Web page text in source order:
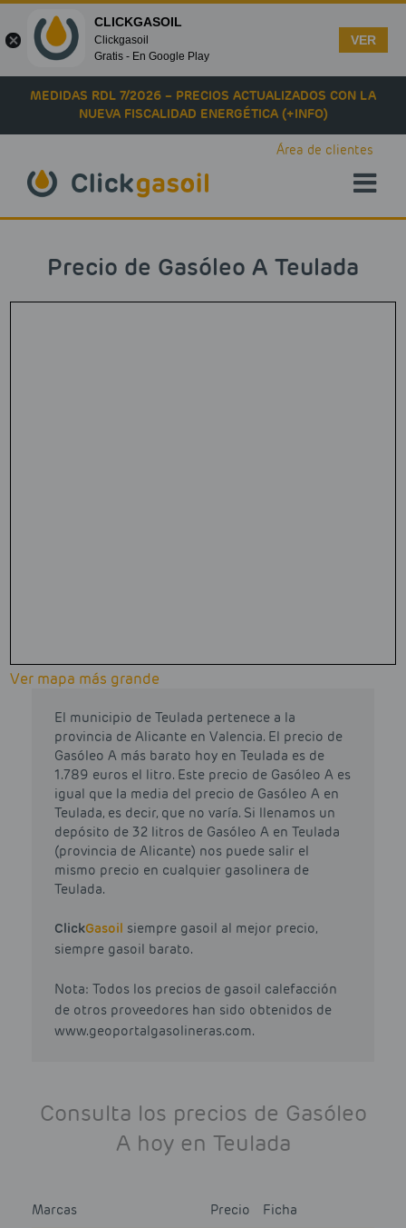
Skip to main content
MEDIDAS RDL 7/2026 – PRECIOS ACTUALIZADOS CON LA
NUEVA FISCALIDAD ENERGÉTICA (+INFO)
Área de clientes
Precio de Gasóleo A Teulada
Ver mapa más grande
El municipio de Teulada pertenece a la
provincia de Alicante en Valencia. El precio de
Gasóleo A más barato hoy en Teulada es de
1.789 euros el litro. Este precio de Gasóleo A es
igual que la media del precio de Gasóleo A en
Teulada, es decir, que no varía. Si llenamos un
depósito de 32 litros de Gasóleo A en Teulada
(provincia de Alicante) nos puede salir el
mismo precio en cualquier gasolinera de
Teulada.
ClickGasoil siempre gasoil al mejor precio,
siempre gasoil barato.
Nota: Todos los precios de gasoil calefacción
de otros proveedores han sido obtenidos de
www.geoportalgasolineras.com.
Consulta los precios de Gasóleo
A hoy en Teulada
Marcas Precio Ficha
CLICKGASOIL
Clickgasoil
Gratis - En Google Play
VER